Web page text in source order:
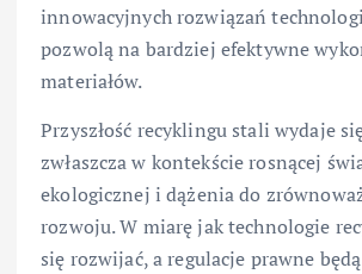
innowacyjnych rozwiązań
pozwolą na bardziej efektywne
materiałów.
Przyszłość recyklingu stali wydaje
zwłaszcza w kontekście rosnącej
ekologicznej i dążenia do
rozwoju. W miarę jak technologie
się rozwijać, a regulacje prawne